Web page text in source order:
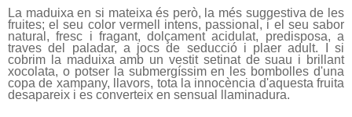
La maduixa en si mateixa és però, la més suggestiva de les
fruites; el seu color vermell intens, passional, i el seu sabor
natural, fresc i fragant, dolçament acidulat, predisposa, a
traves del paladar, a jocs de seducció i plaer adult. I si
cobrim la maduixa amb un vestit setinat de suau i brillant
xocolata, o potser la submergíssim en les bombolles d'una
copa de xampany, llavors, tota la innocència d'aquesta fruita
desapareix i es converteix en sensual llaminadura.